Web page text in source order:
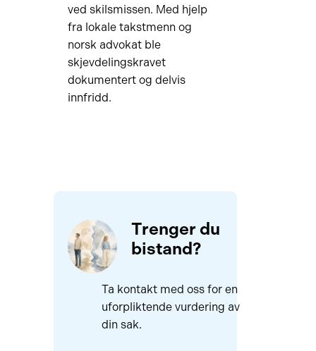
ved skilsmissen. Med hjelp
fra lokale takstmenn og
norsk advokat ble
skjevdelingskravet
dokumentert og delvis
innfridd.
Trenger du
bistand?
Ta kontakt med oss for en
uforpliktende vurdering av
din sak.